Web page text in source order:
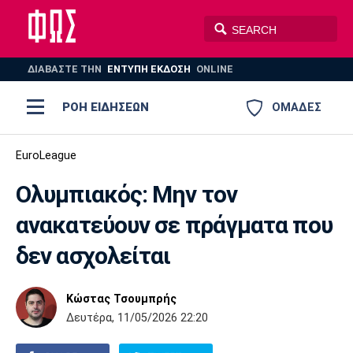
ΔΙΑΒΑΣΤΕ THN ΕΝΤΥΠΗ ΕΚΔΟΣΗ ONLINE
ΟΜΑΔΕΣ
ΡΟΗ ΕΙΔΗΣΕΩΝ
ΠΟΔΟΣΦΑΙΡΟ
ΠΟΛΟ ΣΠΟΡ
AUTO-MOTO PLUS
Ποδόσφαιρο
Super League 1
Super League 2
Γ Εθνική
Ελλάδα
Μπάσκετ
Ελλάδα
EuroLeague
Ολυμπιακοί Αγώνες
Πόλο
Ολυμπιακός ΑΕΚ ΠΑΟΚ
Παναθηναϊκός Ατρόμητος
EuroLeague
Ολυμπιακός: Μην τον
ανακατεύουν σε πράγματα που
δεν ασχολείται
Κώστας Τσουμπρής
Δευτέρα, 11/05/2026 22:20